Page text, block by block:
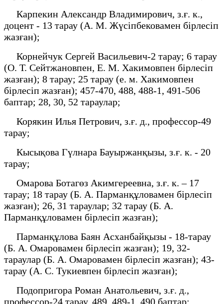
Карпекин Александр Владимирович, з.ғ. к.,
доцент - 13 тарау (А. М. Жүсіпбековамен бірлесіп
жазған);
Корнейчук Сергей Васильевич-2 тарау; 6 тарау
(О. Т. Сейтжановпен, Е. М. Хакимовпен бірлесіп
жазған); 8 тарау; 25 тарау (е. м. Хакимовпен
бірлесіп жазған); 457-470, 488, 488-1, 491-506
баптар; 28, 30, 52 тараулар;
Корякин Илья Петрович, з.ғ. д., профессор-49
тарау;
Кысықова Гүлнара Бауыржанқызы, з.ғ. к. - 20
тарау;
Омарова Ботагөз Акимгереевна, з.ғ. к. – 17
тарау; 18 тарау (Б. А. Парманқұловамен бірлесіп
жазған); 26, 31 тараулар; 32 тарау (Б. А.
Парманқұловамен бірлесіп жазған);
Парманқұлова Баян Асханбайқызы - 18-тарау
(Б. А. Омаровамен бірлесіп жазған); 19, 32-
тараулар (Б. А. Омаровамен бірлесіп жазған); 43-
тарау (А. С. Тукиевпен бірлесіп жазған);
Подопригора Роман Анатольевич, з.ғ. д.,
профессор-24 тарау, 489, 489-1, 490 баптар;